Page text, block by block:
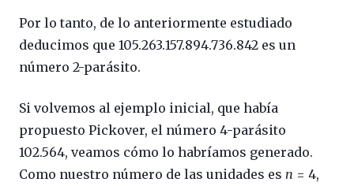
Por lo tanto, de lo anteriormente estudiado
deducimos que 105.263.157.894.736.842 es un
número 2-parásito.
Si volvemos al ejemplo inicial, que había
propuesto Pickover, el número 4-parásito
102.564, veamos cómo lo habríamos generado.
Como nuestro número de las unidades es n = 4,